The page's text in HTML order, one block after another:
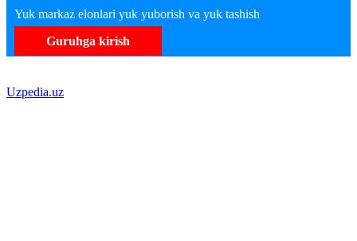
Yuk markaz elonlari yuk yuborish va yuk tashish
Guruhga kirish
Uzpedia.uz